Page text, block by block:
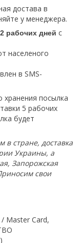
достава в
у менеджера.
рабочих дней с
населеного
в SMS-
хранения посылка
5 рабочих
будет
в стране, доставка
Украины, а
Запорожская
свои
Master Card,